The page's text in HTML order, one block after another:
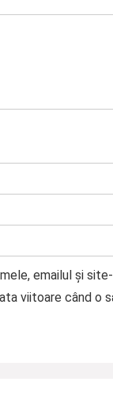
emailul și
viitoare când o